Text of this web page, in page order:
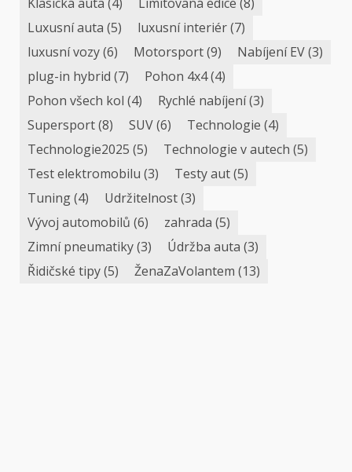
Klasická auta (4) Limitovaná edice (8)
Luxusní auta (5) luxusní interiér(7)
luxusní vozy(6) Motorsport(9) Nabíjení EV(3)
plug-in hybrid (7) Pohon 4x4(4)
Pohon všech kol (4) Rychlé nabíjení(3)
Supersport(8) SUV(6) Technologie (4)
Technologie2025 (5) Technologie v autech (5)
Test elektromobilu (3) Testy aut(5)
Tuning(4) Udržitelnost(3)
Vývoj automobilů (6) zahrada (5)
Zimní pneumatiky(3) Údržba auta (3)
Řidičské tipy(5) ŽenaZaVolantem (13)